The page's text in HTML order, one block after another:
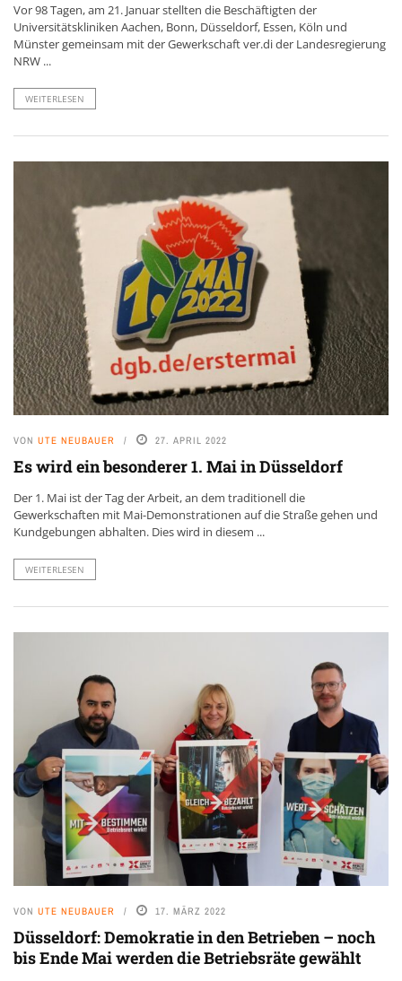
Vor 98 Tagen, am 21. Januar stellten die Beschäftigten der
Universitätskliniken Aachen, Bonn, Düsseldorf, Essen, Köln und
Münster gemeinsam mit der Gewerkschaft ver.di der Landesregierung
NRW ...
WEITERLESEN
VON UTE NEUBAUER 27. APRIL 2022
Es wird ein besonderer 1. Mai in Düsseldorf
Der 1. Mai ist der Tag der Arbeit, an dem traditionell die
Gewerkschaften mit Mai-Demonstrationen auf die Straße gehen und
Kundgebungen abhalten. Dies wird in diesem ...
WEITERLESEN
VON UTE NEUBAUER 17. MÄRZ 2022
Düsseldorf: Demokratie in den Betrieben – noch
bis Ende Mai werden die Betriebsräte gewählt